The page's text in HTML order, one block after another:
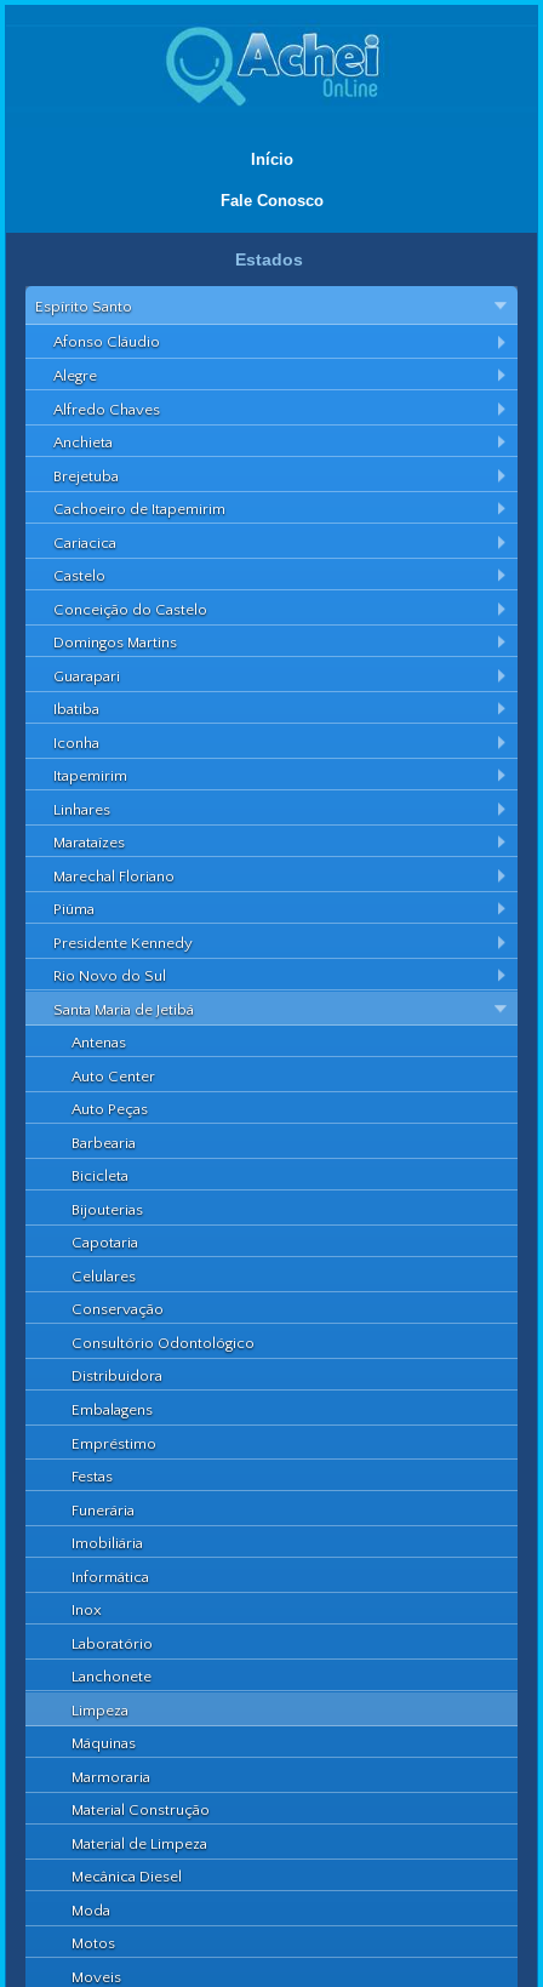
Início
Fale Conosco
Estados
Espírito Santo
Afonso Cláudio
Alegre
Alfredo Chaves
Anchieta
Brejetuba
Cachoeiro de Itapemirim
Cariacica
Castelo
Conceição do Castelo
Domingos Martins
Guarapari
Ibatiba
Iconha
Itapemirim
Linhares
Marataízes
Marechal Floriano
Piúma
Presidente Kennedy
Rio Novo do Sul
Santa Maria de Jetibá
Antenas
Auto Center
Auto Peças
Barbearia
Bicicleta
Bijouterias
Capotaria
Celulares
Conservação
Consultório Odontológico
Distribuidora
Embalagens
Empréstimo
Festas
Funerária
Imobiliária
Informática
Inox
Laboratório
Lanchonete
Limpeza
Máquinas
Marmoraria
Material Construção
Material de Limpeza
Mecânica Diesel
Moda
Motos
Moveis